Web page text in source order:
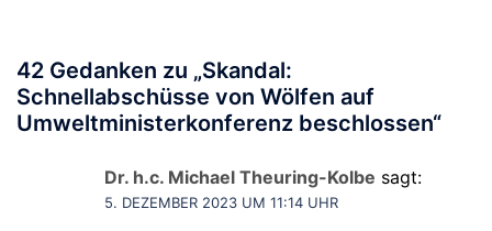
42 Gedanken zu „Skandal:
Schnellabschüsse von Wölfen auf
Umweltministerkonferenz beschlossen“
Dr. h.c. Michael Theuring-Kolbe sagt:
5. DEZEMBER 2023 UM 11:14 UHR